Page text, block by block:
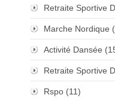
Retraite Sportive
Marche Nordique
Activité Dansée
Retraite Sportive
Rspo (11)